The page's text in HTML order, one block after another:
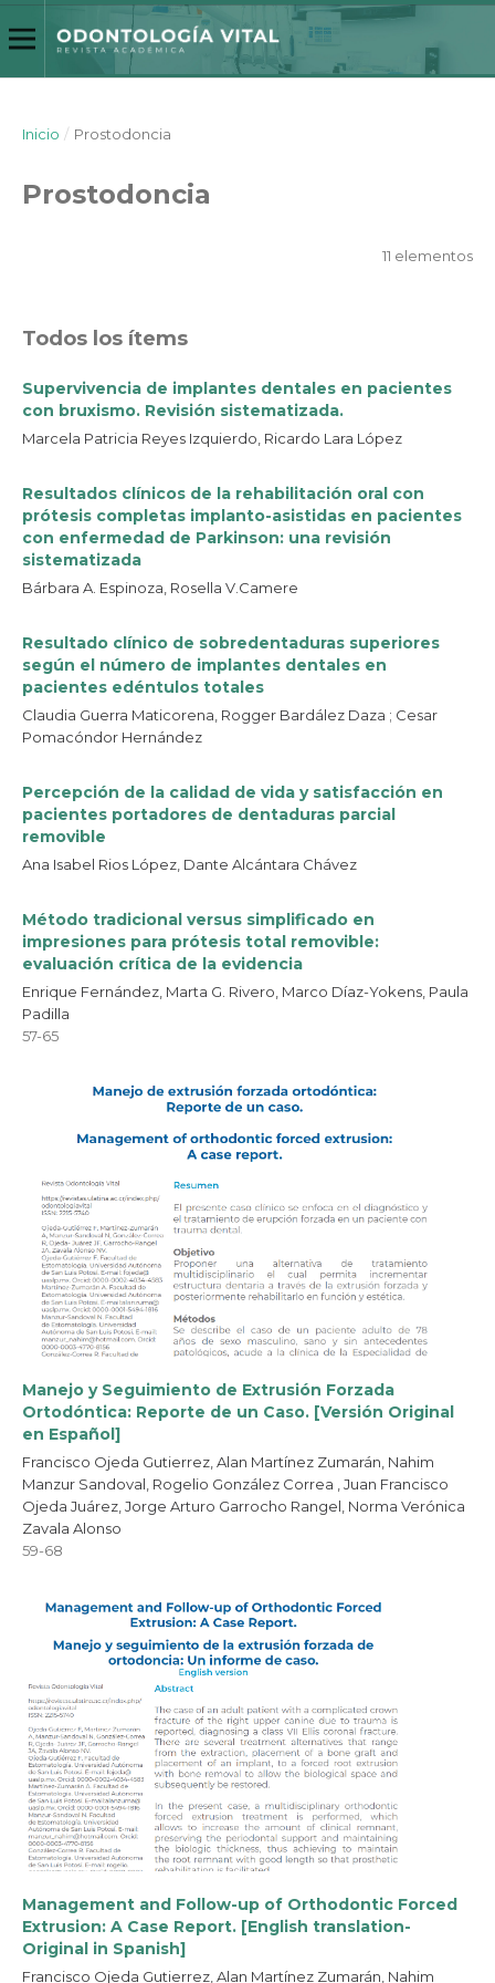
Inicio / Prostodoncia
Prostodoncia
11 elementos
Todos los ítems
Supervivencia de implantes dentales en pacientes
con bruxismo. Revisión sistematizada.
Marcela Patricia Reyes Izquierdo, Ricardo Lara López
Resultados clínicos de la rehabilitación oral con
prótesis completas implanto-asistidas en pacientes
con enfermedad de Parkinson: una revisión
sistematizada
Bárbara A. Espinoza, Rosella V.Camere
Resultado clínico de sobredentaduras superiores
según el número de implantes dentales en
pacientes edéntulos totales
Claudia Guerra Maticorena, Rogger Bardález Daza ; Cesar
Pomacóndor Hernández
Percepción de la calidad de vida y satisfacción en
pacientes portadores de dentaduras parcial
removible
Ana Isabel Rios López, Dante Alcántara Chávez
Método tradicional versus simplificado en
impresiones para prótesis total removible:
evaluación crítica de la evidencia
Enrique Fernández, Marta G. Rivero, Marco Díaz-Yokens, Paula
Padilla
57-65
Manejo y Seguimiento de Extrusión Forzada
Ortodóntica: Reporte de un Caso. [Versión Original
en Español]
Francisco Ojeda Gutierrez, Alan Martínez Zumarán, Nahim
Manzur Sandoval, Rogelio González Correa , Juan Francisco
Ojeda Juárez, Jorge Arturo Garrocho Rangel, Norma Verónica
Zavala Alonso
59-68
Management and Follow-up of Orthodontic Forced
Extrusion: A Case Report. [English translation-
Original in Spanish]
Francisco Ojeda Gutierrez, Alan Martínez Zumarán, Nahim